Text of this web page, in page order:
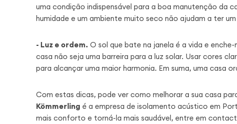
uma condição indispensável para a boa manutenção da
humidade e um ambiente muito seco não ajudam a ter um
- Luz e ordem. O sol que bate na janela é a vida e
casa não seja uma barreira para a luz solar. Usar cores
para alcançar uma maior harmonia. Em suma, uma casa
Com estas dicas, pode ver como melhorar a sua casa
Kömmerling é a empresa de isolamento acústico em
mais conforto e torná-la mais saudável, entre em